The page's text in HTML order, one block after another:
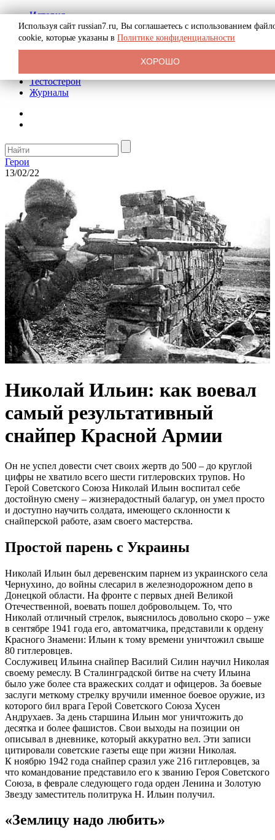
История
Биография
Криминал
Реклама на сайте
Тестостерон
Журналы
Герои
13/02/22
Николай Ильин: как воевал
самый результативный
снайпер Красной Армии
Он не успел довести счет своих жертв до 500 – до круглой
цифры не хватило всего шести гитлеровских трупов. Но
Герой Советского Союза Николай Ильин воспитал себе
достойную смену – жизнерадостный балагур, он умел просто
и доступно научить солдата, имеющего склонности к
снайперской работе, азам своего мастерства.
Простой парень с Украины
Николай Ильин был деревенским парнем из украинского села
Чернухино, до войны слесарил в железнодорожном депо в
Донецкой области. На фронте с первых дней Великой
Отечественной, воевать пошел добровольцем. То, что
Николай отличный стрелок, выяснилось довольно скоро – уже
в сентябре 1941 года его, автоматчика, представили к ордену
Красного Знамени: Ильин к тому времени уничтожил свыше
80 гитлеровцев.
Сослуживец Ильина снайпер Василий Силин научил Николая
своему ремеслу. В Сталинградской битве на счету Ильина
было уже более ста вражеских солдат и офицеров. За боевые
заслуги меткому стрелку вручили именное боевое оружие, из
которого бил врага Герой Советского Союза Хусен
Андрухаев. За день старшина Ильин мог уничтожить до
десятка и более фашистов. Свои выходы на позиции он
описывал в дневнике, который аккуратно вел. Эти записи
цитировали советские газеты еще при жизни Николая.
К ноябрю 1942 года снайпер сразил уже 216 гитлеровцев, за
что командование представило его к званию Героя Советского
Союза, в феврале следующего года орден Ленина и Золотую
Звезду заместитель политрука Н. Ильин получил.
«Землицу надо любить»
Используя сайт russian7.ru, Вы соглашаетесь с использованием
cookie, которые указаны в Политике конфиденциальности
ХОРОШО